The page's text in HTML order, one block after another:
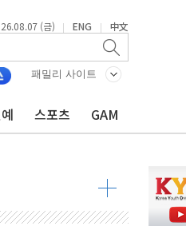
(금) | ENG | 中文
패밀리 사이트
스포츠 GAM
도 제한적
막아야"